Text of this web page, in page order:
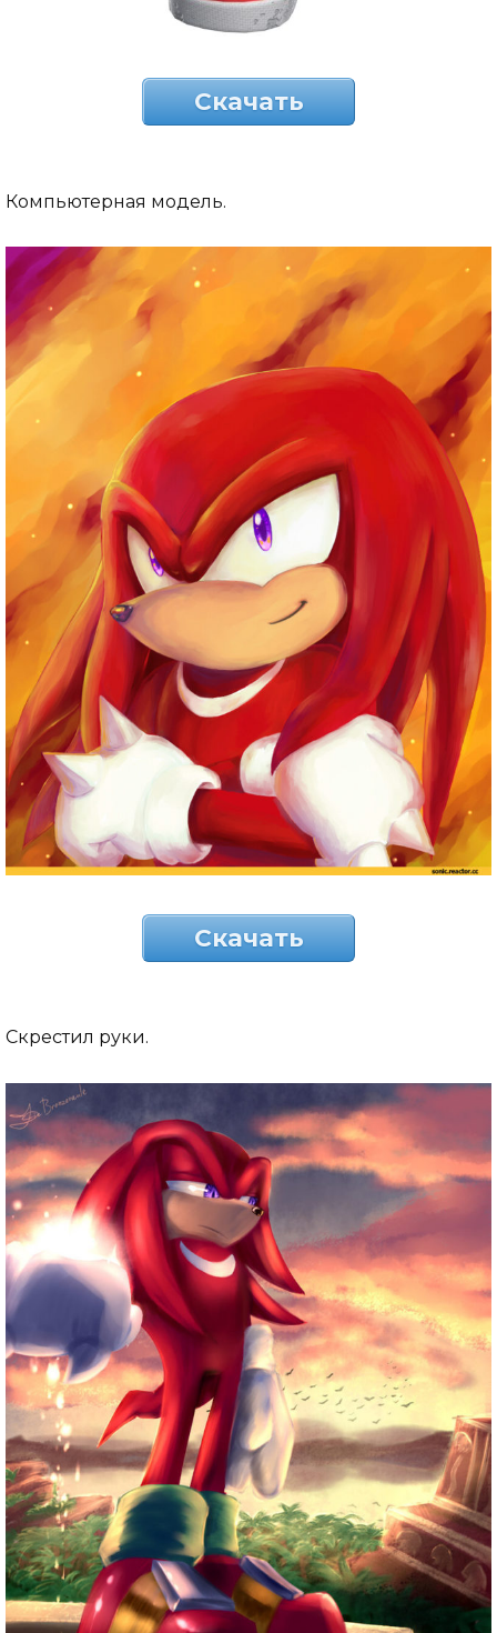
Скачать
Компьютерная модель.
Скачать
Скрестил руки.